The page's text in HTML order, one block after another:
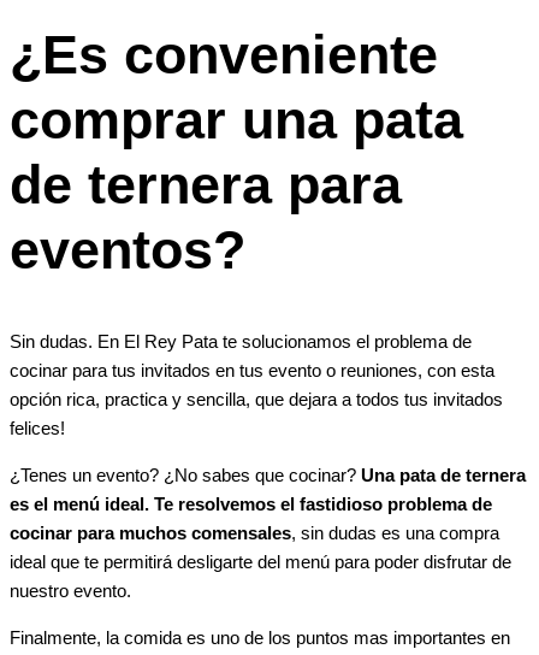
¿Es conveniente
comprar una pata
de ternera para
eventos?
Sin dudas. En El Rey Pata te solucionamos el problema de
cocinar para tus invitados en tus evento o reuniones, con esta
opción rica, practica y sencilla, que dejara a todos tus invitados
felices!
¿Tenes un evento? ¿No sabes que cocinar? Una pata de ternera
es el menú ideal. Te resolvemos el fastidioso problema de
cocinar para muchos comensales, sin dudas es una compra
ideal que te permitirá desligarte del menú para poder disfrutar de
nuestro evento.
Finalmente, la comida es uno de los puntos mas importantes en